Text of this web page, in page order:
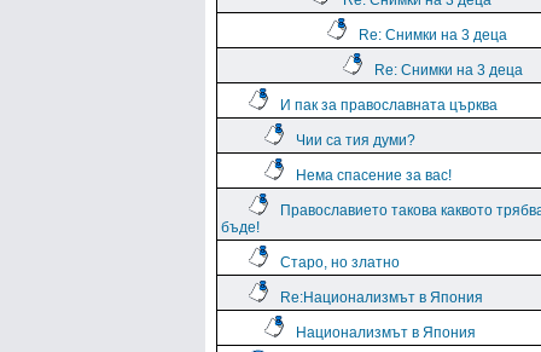
Re: Снимки на 3 деца
Re: Снимки на 3 деца
И пак за православната църква
Чии са тия думи?
Нема спасение за вас!
Православието такова каквото
бъде!
Старо, но златно
Re:Национализмът в Япония
Национализмът в Япония